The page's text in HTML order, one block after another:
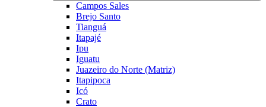
Campos Sales
Brejo Santo
Tianguá
Itapajé
Ipu
Iguatu
Juazeiro do Norte (Matriz)
Itapipoca
Icó
Crato